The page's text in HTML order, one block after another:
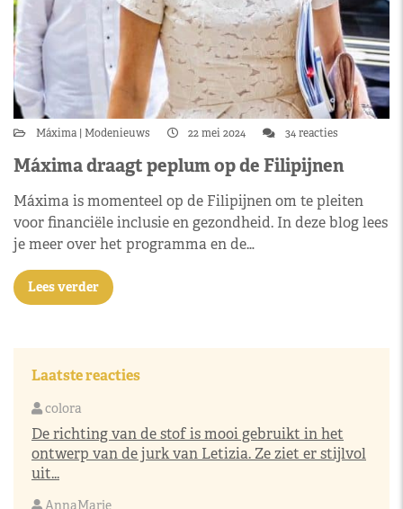
Máxima Modenieuws 22 mei 2024 34 reacties
Máxima draagt peplum op de Filipijnen
Máxima is momenteel op de Filipijnen om te pleiten
voor financiële inclusie en gezondheid. In deze blog lees
je meer over het programma en de…
Lees verder
Laatste reacties
colora
De richting van de stof is mooi gebruikt in het
ontwerp van de jurk van Letizia. Ze ziet er stijlvol
uit...
AnnaMarie